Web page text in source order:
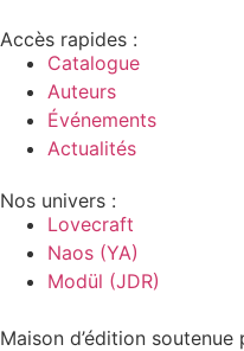
Accès rapides :
Catalogue
Auteurs
Événements
Actualités
Nos univers :
Lovecraft
Naos (YA)
Modül (JDR)
Maison d’édition